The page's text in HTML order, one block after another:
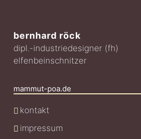
bernhard röck
dipl.-industriedesigner (fh)
elfenbeinschnitzer
mammut-poa.de
kontakt
impressum